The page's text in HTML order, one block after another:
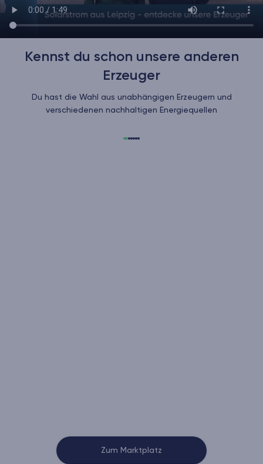
Kennst du schon unsere anderen
Erzeuger
Du hast die Wahl aus unabhängigen Erzeugern und
verschiedenen nachhaltigen Energiequellen
Zum Marktplatz